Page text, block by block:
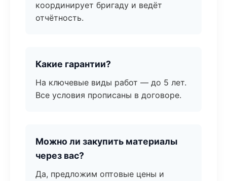
координирует бригаду и ведёт
отчётность.
Какие гарантии?
На ключевые виды работ — до 5 лет.
Все условия прописаны в договоре.
Можно ли закупить материалы
через вас?
Да, предложим оптовые цены и